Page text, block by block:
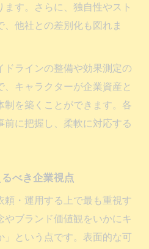
す。さらに、独自性やスト
他社との差別化も図れま
ドラインの整備や効果測定の
キャラクターが企業資産と
制を築くことができます。各
前に把握し、柔軟に対応する
べき企業視点
頼・運用する上で最も重視す
ブランド価値観をいかにキ
」という点です。表面的な可